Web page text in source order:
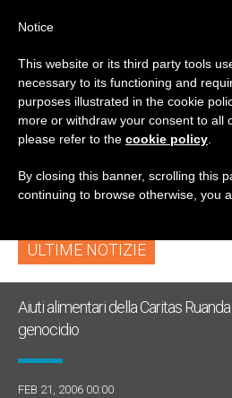
TAG
Posts
Estanislao
ULTIME NOTIZIE
Aiuti alimentari della Caritas
genocidio
FEB 21, 2006 00:00
Notice
This website or its third party tools
necessary to its functioning and
purposes illustrated in the cookie
more or withdraw your consent to all
please refer to the cookie policy
By closing this banner, scrolling this
continuing to browse otherwise, you